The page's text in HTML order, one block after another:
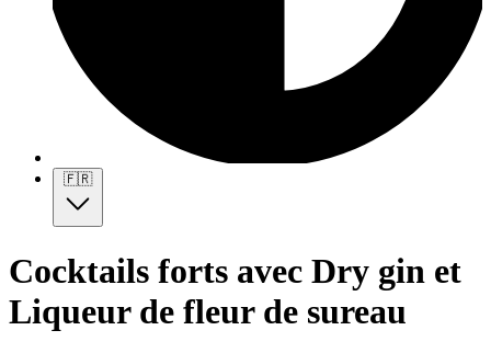
🇫🇷
Cocktails forts avec Dry gin et
Liqueur de fleur de sureau